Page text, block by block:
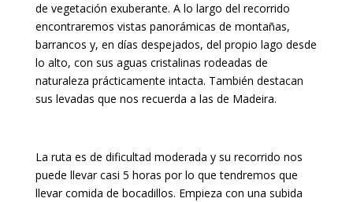
de vegetación exuberante. A lo largo del recorrido
encontraremos vistas panorámicas de montañas,
barrancos y, en días despejados, del propio lago desde
lo alto, con sus aguas cristalinas rodeadas de
naturaleza prácticamente intacta. También destacan
sus levadas que nos recuerda a las de Madeira.
La ruta es de dificultad moderada y su recorrido nos
puede llevar casi 5 horas por lo que tendremos que
llevar comida de bocadillos. Empieza con una subida